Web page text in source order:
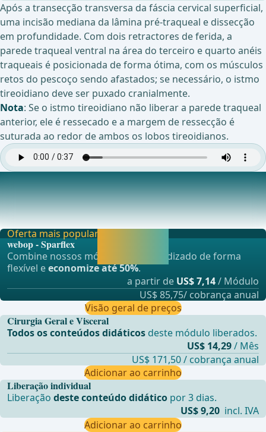
Após a transecção transversa da fáscia cervical superficial,
uma incisão mediana da lâmina pré-traqueal e dissecção
em profundidade. Com dois retractores de ferida, a
parede traqueal ventral na área do terceiro e quarto anéis
traqueais é posicionada de forma ótima, com os músculos
retos do pescoço sendo afastados; se necessário, o istmo
tireoidiano deve ser puxado cranialmente.
Nota: Se o istmo tireoidiano não liberar a parede traqueal
anterior, ele é ressecado e a margem de ressecção é
suturada ao redor de ambos os lobos tireoidianos.
A Abertura da Janela Traqueal
A abertura da traqueia &#xE9; preferencialmente realizada
entre o segundo e o terceiro an&#xE9;is c
Liberação individual
Liberaçãodeste conteúdo didático por 3 dias.
US$ 9,20 incl. IVA
Adicionar ao carrinho
Oferta mais popular
webop - Sparflex
Combine nossos módulos de aprendizado de forma
flexível eeconomize até 50%.
a partir de US$ 7,14/ Módulo
US$ 85,75/ cobrança anual
Visão geral de preços
Cirurgia Geral e Visceral
Todos os conteúdos didáticos deste módulo liberados.
US$ 14,29/ Mês
US$ 171,50 / cobrança anual
Adicionar ao carrinho